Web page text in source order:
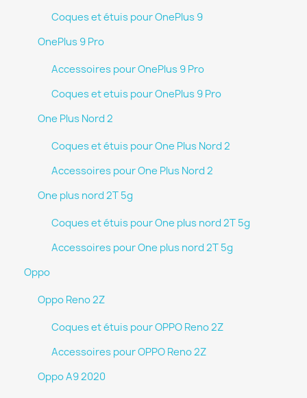
Coques et étuis pour OnePlus 9
OnePlus 9 Pro
Accessoires pour OnePlus 9 Pro
Coques et etuis pour OnePlus 9 Pro
One Plus Nord 2
Coques et étuis pour One Plus Nord 2
Accessoires pour One Plus Nord 2
One plus nord 2T 5g
Coques et étuis pour One plus nord 2T 5g
Accessoires pour One plus nord 2T 5g
Oppo
Oppo Reno 2Z
Coques et étuis pour OPPO Reno 2Z
Accessoires pour OPPO Reno 2Z
Oppo A9 2020